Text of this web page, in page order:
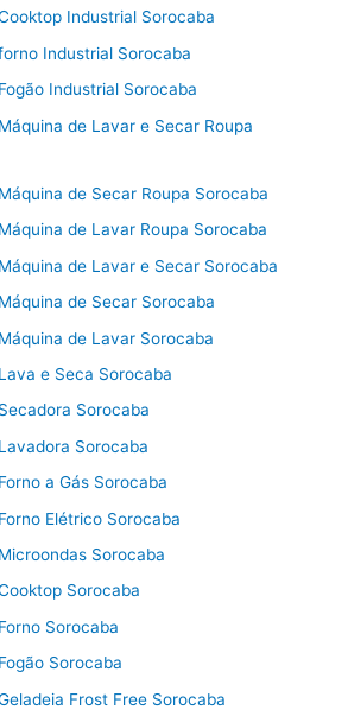
Industrial Sorocaba
Industrial Sorocaba
Industrial Sorocaba
de Lavar e Secar Roupa
de Secar Roupa Sorocaba
de Lavar Roupa Sorocaba
de Lavar e Secar Sorocaba
de Secar Sorocaba
de Lavar Sorocaba
e Seca Sorocaba
Sorocaba
Sorocaba
a Gás Sorocaba
Elétrico Sorocaba
Sorocaba
Sorocaba
Sorocaba
Sorocaba
Frost Free Sorocaba